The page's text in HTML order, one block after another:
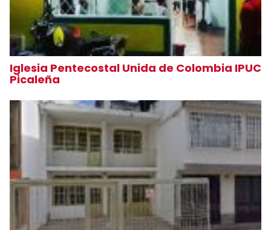
Iglesia Pentecostal Unida de Colombia IPUC
Picaleña